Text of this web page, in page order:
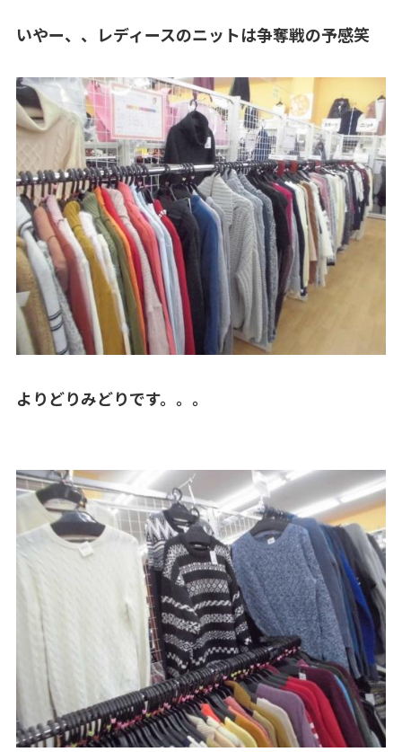
いやー、、レディースのニットは争奪戦の予感笑
よりどりみどりです。。。